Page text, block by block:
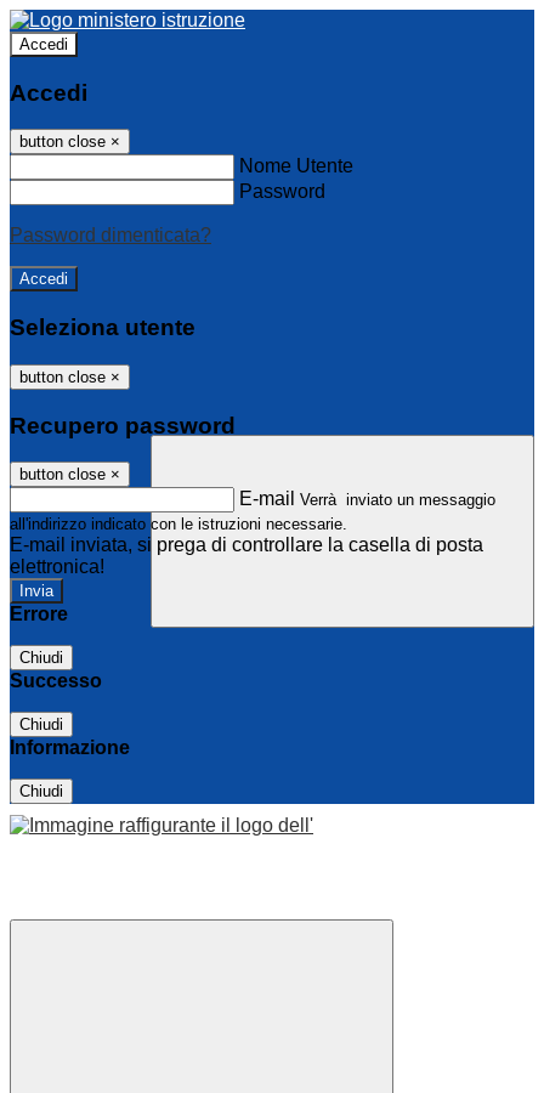
Accedi
Accedi
button close ×
Nome Utente
Password
Password dimenticata?
Seleziona utente
button close ×
Recupero password
button close ×
E-mail Verrà inviato un messaggio
all'indirizzo indicato con le istruzioni necessarie.
E-mail inviata, si prega di controllare la casella di posta
elettronica!
Errore
Chiudi
Successo
Chiudi
Informazione
Chiudi